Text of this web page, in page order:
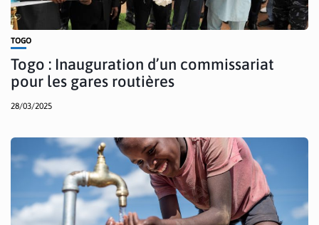
TOGO
Togo : Inauguration d’un commissariat
pour les gares routières
28/03/2025